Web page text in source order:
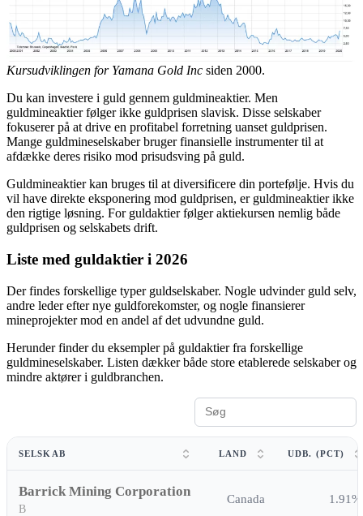
Kursudviklingen for Yamana Gold Inc siden 2000.
Du kan investere i guld gennem guldmineaktier. Men
guldmineaktier følger ikke guldprisen slavisk. Disse selskaber
fokuserer på at drive en profitabel forretning uanset guldprisen.
Mange guldmineselskaber bruger finansielle instrumenter til at
afdække deres risiko mod prisudsving på guld.
Guldmineaktier kan bruges til at diversificere din portefølje. Hvis du
vil have direkte eksponering mod guldprisen, er guldmineaktier ikke
den rigtige løsning. For guldaktier følger aktiekursen nemlig både
guldprisen og selskabets drift.
Liste med guldaktier i 2026
Der findes forskellige typer guldselskaber. Nogle udvinder guld selv,
andre leder efter nye guldforekomster, og nogle finansierer
mineprojekter mod en andel af det udvundne guld.
Herunder finder du eksempler på guldaktier fra forskellige
guldmineselskaber. Listen dækker både store etablerede selskaber og
mindre aktører i guldbranchen.
SELSKAB LAND UDB. (PCT)
Barrick Mining Corporation
B
Canada 1.91%